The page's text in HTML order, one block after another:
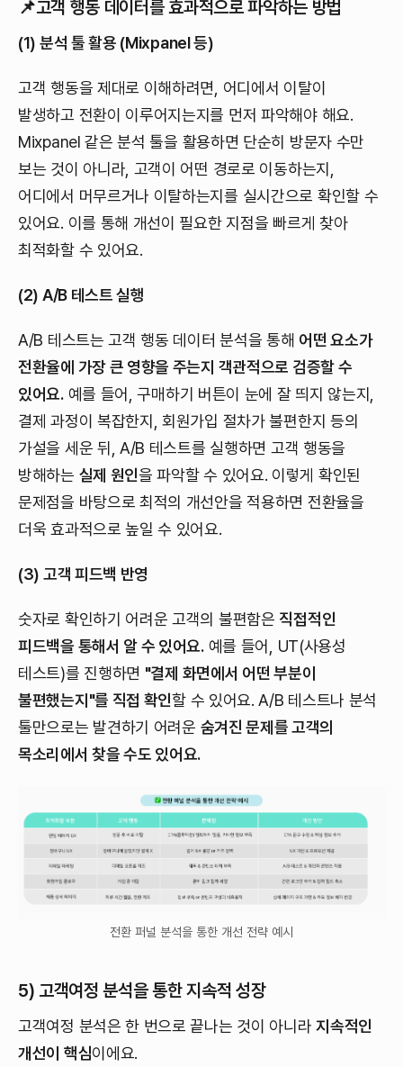
📌고객 행동 데이터를 효과적으로 파악하는 방법
(1) 분석 툴 활용 (Mixpanel 등)
고객 행동을 제대로 이해하려면, 어디에서 이탈이
발생하고 전환이 이루어지는지를 먼저 파악해야 해요.
Mixpanel 같은 분석 툴을 활용하면 단순히 방문자 수만
보는 것이 아니라, 고객이 어떤 경로로 이동하는지,
어디에서 머무르거나 이탈하는지를 실시간으로 확인할 수
있어요. 이를 통해 개선이 필요한 지점을 빠르게 찾아
최적화할 수 있어요.
(2) A/B 테스트 실행
A/B 테스트는 고객 행동 데이터 분석을 통해 어떤 요소가
전환율에 가장 큰 영향을 주는지 객관적으로 검증할 수
있어요.예를 들어, 구매하기 버튼이 눈에 잘 띄지 않는지,
결제 과정이 복잡한지, 회원가입 절차가 불편한지 등의
가설을 세운 뒤, A/B 테스트를 실행하면 고객 행동을
방해하는 실제 원인을 파악할 수 있어요. 이렇게 확인된
문제점을 바탕으로 최적의 개선안을 적용하면 전환율을
더욱 효과적으로 높일 수 있어요.
(3) 고객 피드백 반영
숫자로 확인하기 어려운 고객의 불편함은 직접적인
피드백을 통해서 알 수 있어요.예를 들어, UT(사용성
테스트)를 진행하면 "결제 화면에서 어떤 부분이
불편했는지"를 직접 확인할 수 있어요. A/B 테스트나 분석
툴만으로는 발견하기 어려운 숨겨진 문제를 고객의
목소리에서 찾을 수도 있어요.
전환 퍼널 분석을 통한 개선 전략 예시
5) 고객여정 분석을 통한 지속적 성장
고객여정 분석은 한 번으로 끝나는 것이 아니라지속적인
개선이 핵심이에요.